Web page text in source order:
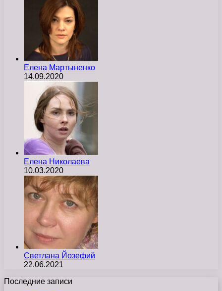
Елена Мартыненко
14.09.2020
Елена Николаева
10.03.2020
Светлана Йозефий
22.06.2021
Последние записи